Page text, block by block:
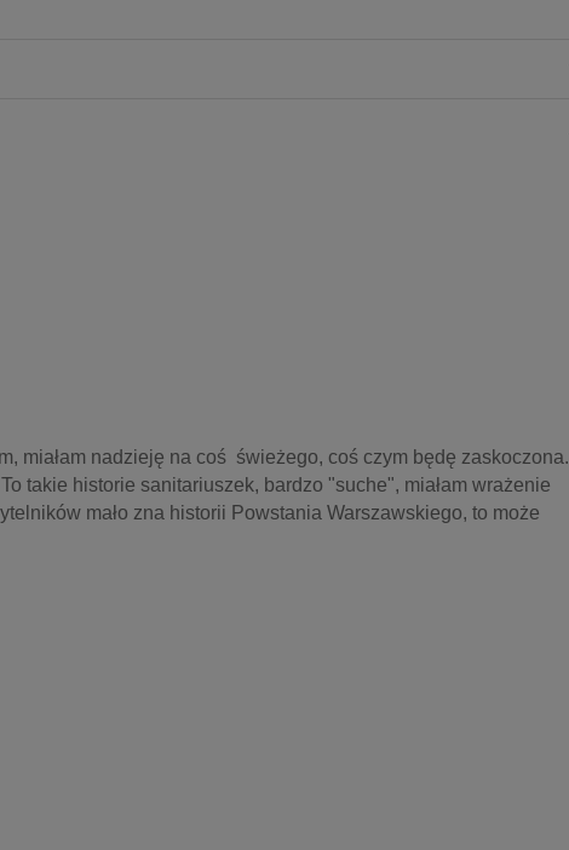
miałam nadzieję na coś  świeżego, coś czym będę zaskoczona.
takie historie sanitariuszek, bardzo "suche", miałam wrażenie
mało zna historii Powstania Warszawskiego, to może